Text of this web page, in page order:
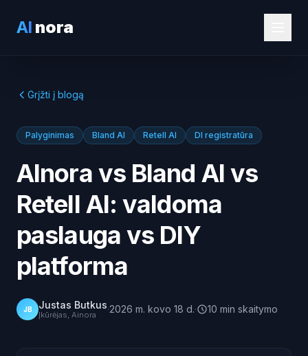
AI nora
Grįžti į blogą
Palyginimas Bland AI Retell AI DI registratūra
AInora vs Bland AI vs
Retell AI: valdoma
paslauga vs DIY
platforma
JB Justas Butkus
Įkūrėjas, Ainora ·2026 m. kovo 18 d.· 10 min skaitymo